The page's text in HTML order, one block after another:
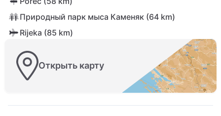
Природный парк мыса Каменяк (64 km)
Rijeka (85 km)
Открыть карту